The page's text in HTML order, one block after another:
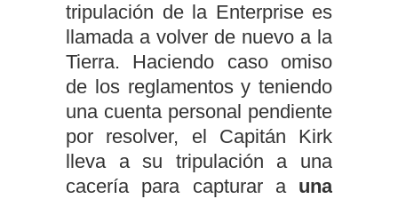
tripulación de la Enterprise es
llamada a volver de nuevo a la
Tierra. Haciendo caso omiso
de los reglamentos y teniendo
una cuenta personal pendiente
por resolver, el Capitán Kirk
lleva a su tripulación a una
cacería para capturar a una